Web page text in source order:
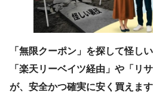
「無限クーポン」を探して怪し
「楽天リーベイツ経由」や「リ
が、安全かつ確実に安く買えます